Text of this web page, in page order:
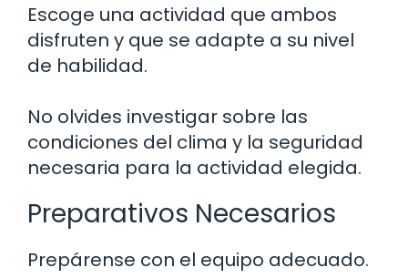
Escoge una actividad que ambos
disfruten y que se adapte a su nivel
de habilidad.
No olvides investigar sobre las
condiciones del clima y la seguridad
necesaria para la actividad elegida.
Preparativos Necesarios
Prepárense con el equipo adecuado.